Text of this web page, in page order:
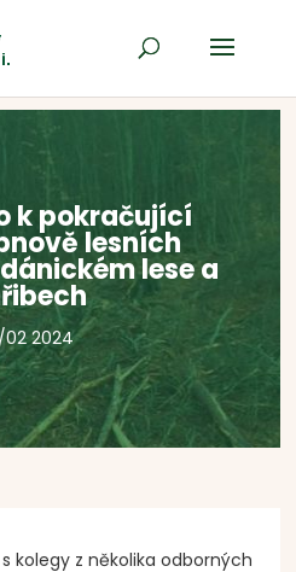
k pokračující
lesních
lese a
2024
kolegy z několika odborných